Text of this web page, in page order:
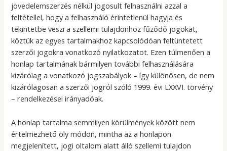
jövedelemszerzés nélkül jogosult felhasználni azzal a
feltétellel, hogy a felhasználó érintetlenül hagyja és
tekintetbe veszi a szellemi tulajdonhoz fűződő jogokat,
köztük az egyes tartalmakhoz kapcsolódóan feltüntetett
szerzői jogokra vonatkozó nyilatkozatot. Ezen túlmenően a
honlap tartalmának bármilyen további felhasználására
kizárólag a vonatkozó jogszabályok – így különösen, de nem
kizárólagosan a szerzői jogról szóló 1999. évi LXXVI. törvény
– rendelkezései irányadóak.
A honlap tartalma semmilyen körülmények között nem
értelmezhető oly módon, mintha az a honlapon
megjelenített, jogi oltalom alatt álló szellemi tulajdon